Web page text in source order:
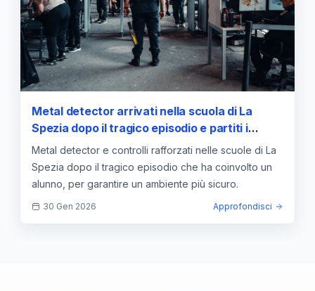
Metal detector arrivati nella scuola di La
Spezia dopo il tragico episodio e partiti i
controlli
Metal detector e controlli rafforzati nelle scuole di La
Spezia dopo il tragico episodio che ha coinvolto un
alunno, per garantire un ambiente più sicuro.
30 Gen 2026 Approfondisci